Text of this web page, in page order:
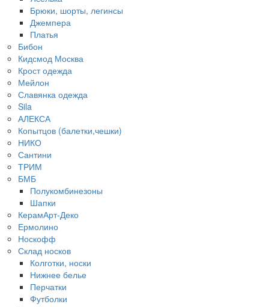
Брюки, шорты, легинсы
Джемпера
Платья
Бибон
Кидсмод Москва
Крост одежда
Мейлон
Славянка одежда
Sila
АЛЕКСА
Копытцов (балетки,чешки)
НИКО
Сантини
ТРИМ
БМБ
Полукомбинезоны
Шапки
КерамАрт-Деко
Ермолино
Носкофф
Склад носков
Колготки, носки
Нижнее белье
Перчатки
Футболки